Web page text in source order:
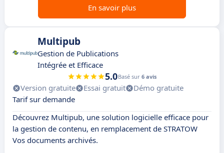
En savoir plus
Multipub
Gestion de Publications
Intégrée et Efficace
5.0Basé sur 6 avis
Version gratuite Essai gratuit
Démo gratuite
Tarif sur demande
Découvrez Multipub, une solution logicielle efficace pour
la gestion de contenu, en remplacement de STRATOW
Vos documents archivés.